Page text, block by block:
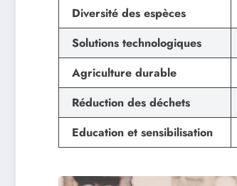
Diversité des espèces
Solutions technologiques
Agriculture durable
Réduction des déchets
Education et sensibilisation